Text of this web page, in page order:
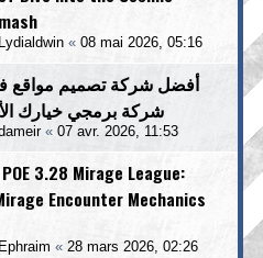
Lydialdwin « 08 mai 2026, 05:16
أفضل شركة تصميم مواقع
شركة برمجي خيارك
« 07 avr. 2026, 11:53
3.28 Mirage League:
Encounter Mechanics
Ephraim « 28 mars 2026, 02:26